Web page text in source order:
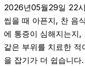
2026년05월29일 22
씹을 때 아픈지, 찬 음
에 통증이 심해지는지
같은 부위를 치료한
을 잡기가 더 쉽습니